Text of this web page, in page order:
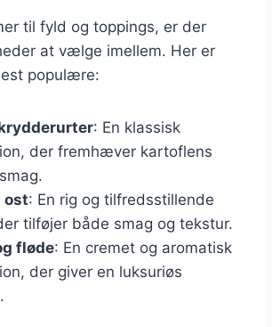
til fyld og toppings, er der
at vælge imellem. Her er
populære:
: En klassisk
der fremhæver kartoflens
ost: En rig og tilfredsstillende
tilføjer både smag og tekstur.
fløde: En cremet og aromatisk
der giver en luksuriøs